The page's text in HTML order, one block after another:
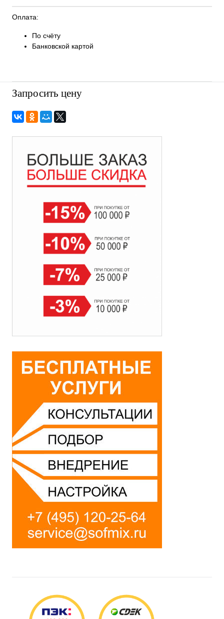
Оплата:
По счёту
Банковской картой
Запросить цену